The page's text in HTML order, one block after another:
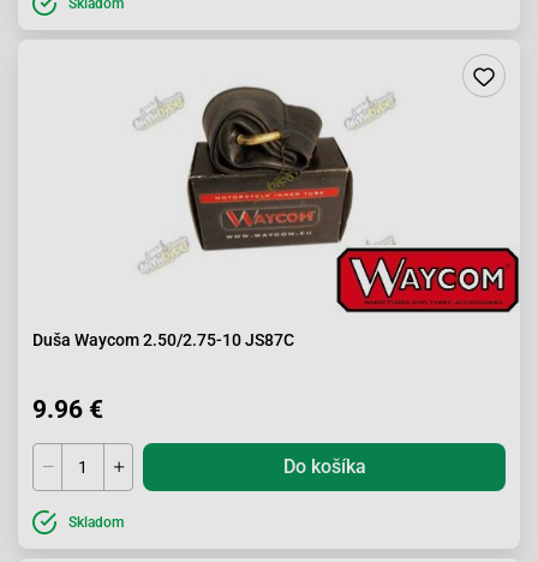
Skladom
Duša Waycom 2.50/2.75-10 JS87C
9.96 €
Do košíka
Skladom